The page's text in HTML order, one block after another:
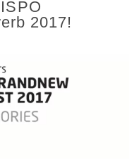
2017!